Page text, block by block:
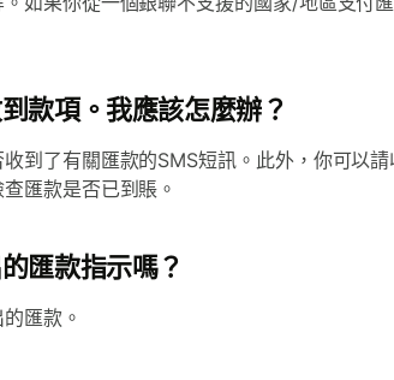
款項。我應該怎麼辦？
到了有關匯款的SMS短訊。此外，你可以
匯款是否已到賬。
匯款指示嗎？
匯款。